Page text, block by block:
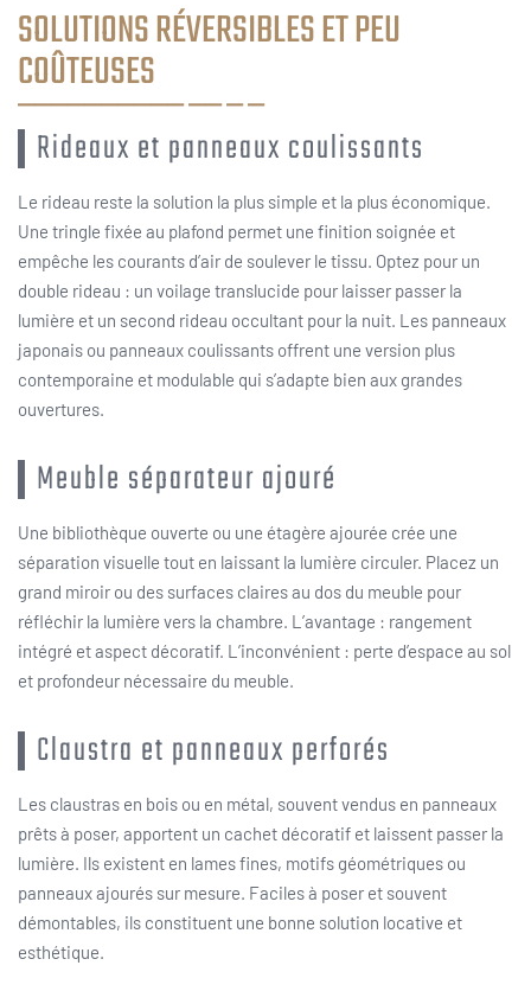
SOLUTIONS RÉVERSIBLES ET PEU
COÛTEUSES
Rideaux et panneaux coulissants
Le rideau reste la solution la plus simple et la plus économique.
Une tringle fixée au plafond permet une finition soignée et
empêche les courants d’air de soulever le tissu. Optez pour un
double rideau : un voilage translucide pour laisser passer la
lumière et un second rideau occultant pour la nuit. Les panneaux
japonais ou panneaux coulissants offrent une version plus
contemporaine et modulable qui s’adapte bien aux grandes
ouvertures.
Meuble séparateur ajouré
Une bibliothèque ouverte ou une étagère ajourée crée une
séparation visuelle tout en laissant la lumière circuler. Placez un
grand miroir ou des surfaces claires au dos du meuble pour
réfléchir la lumière vers la chambre. L’avantage : rangement
intégré et aspect décoratif. L’inconvénient : perte d’espace au sol
et profondeur nécessaire du meuble.
Claustra et panneaux perforés
Les claustras en bois ou en métal, souvent vendus en panneaux
prêts à poser, apportent un cachet décoratif et laissent passer la
lumière. Ils existent en lames fines, motifs géométriques ou
panneaux ajourés sur mesure. Faciles à poser et souvent
démontables, ils constituent une bonne solution locative et
esthétique.